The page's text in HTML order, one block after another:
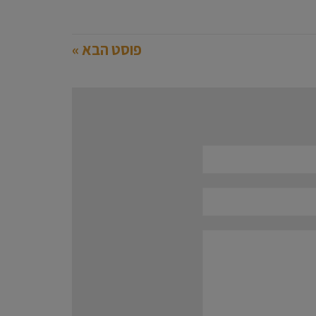
פוסט הבא »